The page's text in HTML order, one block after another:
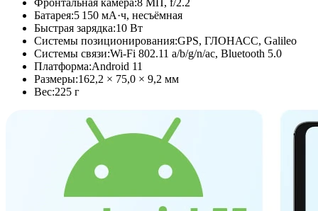
Фронтальная камера:8 МП, f/2.2
Батарея:5 150 мА·ч, несъёмная
Быстрая зарядка:10 Вт
Системы позиционирования:GPS, ГЛОНАСС, Galileo
Системы связи:Wi-Fi 802.11 a/b/g/n/ac, Bluetooth 5.0
Платформа:Android 11
Размеры:162,2 × 75,0 × 9,2 мм
Вес:225 г